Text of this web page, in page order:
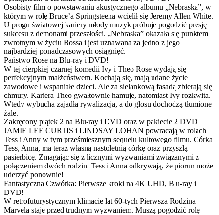
Osobisty film o powstawaniu akustycznego albumu „Nebraska”, w
którym w rolę Bruce’a Springsteena wcielił się Jeremy Allen White.
U progu światowej kariery młody muzyk próbuje pogodzić presję
sukcesu z demonami przeszłości. „Nebraska” okazała się punktem
zwrotnym w życiu Bossa i jest uznawana za jedno z jego
najbardziej ponadczasowych osiągnięć.
Państwo Rose na Blu-ray i DVD!
W tej cierpkiej czarnej komedii Ivy i Theo Rose wydają się
perfekcyjnym małżeństwem. Kochają się, mają udane życie
zawodowe i wspaniałe dzieci. Ale za sielankową fasadą zbierają się
chmury. Kariera Theo gwałtownie hamuje, natomiast Ivy rozkwita.
Wtedy wybucha zajadła rywalizacja, a do głosu dochodzą tłumione
żale.
Zakręcony piątek 2 na Blu-ray i DVD oraz w pakiecie 2 DVD
JAMIE LEE CURTIS i LINDSAY LOHAN powracają w rolach
Tess i Anny w tym prześmiesznym sequelu kultowego filmu. Córka
Tess, Anna, ma teraz własną nastoletnią córkę oraz przyszłą
pasierbicę. Zmagając się z licznymi wyzwaniami związanymi z
połączeniem dwóch rodzin, Tess i Anna odkrywają, że piorun może
uderzyć ponownie!
Fantastyczna Czwórka: Pierwsze kroki na 4K UHD, Blu-ray i
DVD!
W retrofuturystycznym klimacie lat 60-tych Pierwsza Rodzina
Marvela staje przed trudnym wyzwaniem. Muszą pogodzić rolę